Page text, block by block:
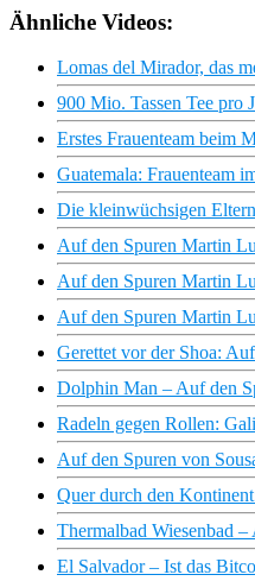
Ähnliche Videos:
Lomas del Mirador, das
900 Mio. Tassen Tee pro
Erstes Frauenteam beim
Guatemala: Frauenteam
Die kleinwüchsigen
Auf den Spuren Martin
Auf den Spuren Martin
Auf den Spuren Martin
Gerettet vor der Shoa:
Dolphin Man – Auf den
Radeln gegen Rollen:
Auf den Spuren von
Quer durch den
Thermalbad Wiesenbad
El Salvador – Ist das